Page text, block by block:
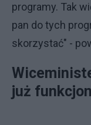
programy. Tak
pan do tych
skorzystać" -
już